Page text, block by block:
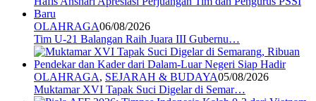
OLAHRAGA06/08/2026
Tim U-21 Balangan Raih Juara III Gubernu…
OLAHRAGA, SEJARAH & BUDAYA05/08/2026
Muktamar XVI Tapak Suci Digelar di Semar…